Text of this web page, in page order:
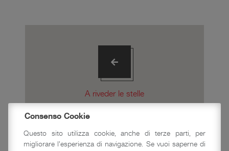
A riveder le stelle
company tour
Consenso Cookie
Questo sito utilizza cookie, anche di terze parti, per
migliorare l'esperienza di navigazione. Se vuoi saperne di